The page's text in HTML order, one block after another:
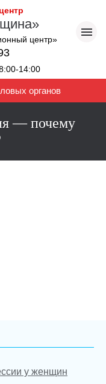
центр»
14:00
органов
— почему
у женщин